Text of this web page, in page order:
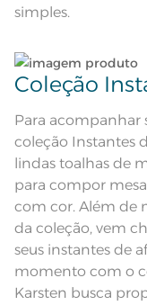
Medida
Acabamento
Instruções de
Modelo
Observações
Linha
No caso de
com pano
conforme
Dê preferência
Leia
simples.
Coleção
Para acompanhar
coleção Instantes
lindas toalhas de
para compor
com cor. Além de
da coleção, vem
seus instantes de
momento com o
Karsten busca